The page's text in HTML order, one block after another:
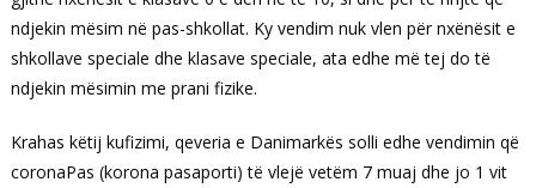
ndjekin mësim në pas-shkollat. Ky vendim nuk vlen për nxënësit e
shkollave speciale dhe klasave speciale, ata edhe më tej do të
ndjekin mësimin me prani fizike.
Krahas këtij kufizimi, qeveria e Danimarkës solli edhe vendimin që
coronaPas (korona pasaporti) të vlejë vetëm 7 muaj dhe jo 1 vit